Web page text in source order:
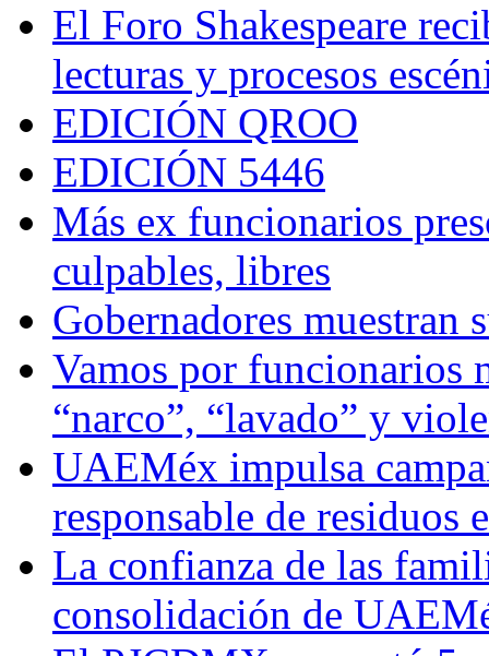
El Foro Shakespeare
lecturas y procesos
EDICIÓN QROO
EDICIÓN 5446
Más ex funcionarios
culpables, libres
Gobernadores muestran
Vamos por funcionarios
“narco”, “lavado” y
UAEMéx impulsa
responsable de residuos
La confianza de las
consolidación de